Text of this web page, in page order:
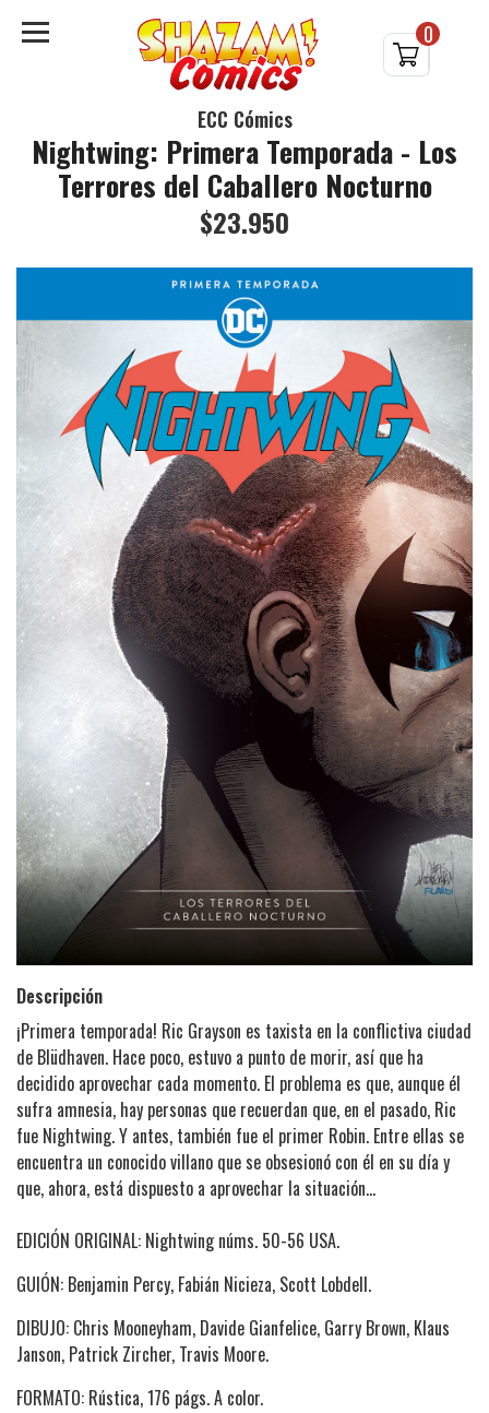
0
ECC Cómics
Nightwing: Primera Temporada - Los
Terrores del Caballero Nocturno
$23.950
Descripción
¡Primera temporada! Ric Grayson es taxista en la conflictiva ciudad
de Blüdhaven. Hace poco, estuvo a punto de morir, así que ha
decidido aprovechar cada momento. El problema es que, aunque él
sufra amnesia, hay personas que recuerdan que, en el pasado, Ric
fue Nightwing. Y antes, también fue el primer Robin. Entre ellas se
encuentra un conocido villano que se obsesionó con él en su día y
que, ahora, está dispuesto a aprovechar la situación...
EDICIÓN ORIGINAL: Nightwing núms. 50-56 USA.
GUIÓN: Benjamin Percy, Fabián Nicieza, Scott Lobdell.
DIBUJO: Chris Mooneyham, Davide Gianfelice, Garry Brown, Klaus
Janson, Patrick Zircher, Travis Moore.
FORMATO: Rústica, 176 págs. A color.